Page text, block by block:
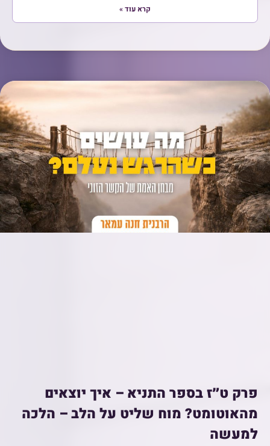
קרא עוד »
פרק ט״ז בספר התניא – איך יוצאים
מהאוטומט? מוח שליט על הלב – הלכה
למעשה